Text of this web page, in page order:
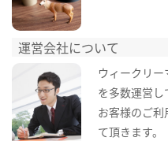
運営会社について
ウィークリ
を多数運営し
お客様のご
て頂きます。